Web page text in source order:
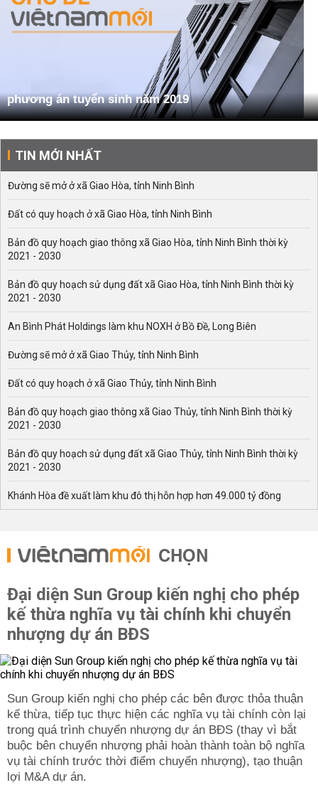
phương án tuyển sinh năm 2019
TIN MỚI NHẤT
Đường sẽ mở ở xã Giao Hòa, tỉnh Ninh Bình
Đất có quy hoạch ở xã Giao Hòa, tỉnh Ninh Bình
Bản đồ quy hoạch giao thông xã Giao Hòa, tỉnh Ninh Bình thời kỳ
2021 - 2030
Bản đồ quy hoạch sử dụng đất xã Giao Hòa, tỉnh Ninh Bình thời kỳ
2021 - 2030
An Bình Phát Holdings làm khu NOXH ở Bồ Đề, Long Biên
Đường sẽ mở ở xã Giao Thủy, tỉnh Ninh Bình
Đất có quy hoạch ở xã Giao Thủy, tỉnh Ninh Bình
Bản đồ quy hoạch giao thông xã Giao Thủy, tỉnh Ninh Bình thời kỳ
2021 - 2030
Bản đồ quy hoạch sử dụng đất xã Giao Thủy, tỉnh Ninh Bình thời kỳ
2021 - 2030
Khánh Hòa đề xuất làm khu đô thị hỗn hợp hơn 49.000 tỷ đồng
CHỌN
Đại diện Sun Group kiến nghị cho phép
kế thừa nghĩa vụ tài chính khi chuyển
nhượng dự án BĐS
Sun Group kiến nghị cho phép các bên được thỏa thuận
kế thừa, tiếp tục thực hiện các nghĩa vụ tài chính còn lại
trong quá trình chuyển nhượng dự án BĐS (thay vì bắt
buộc bên chuyển nhượng phải hoàn thành toàn bộ nghĩa
vụ tài chính trước thời điểm chuyển nhượng), tạo thuận
lợi M&A dự án.